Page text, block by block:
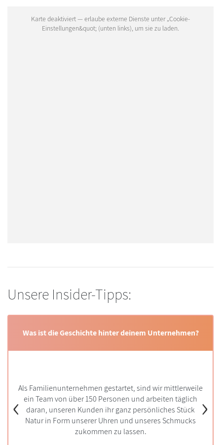
Unsere Insider-Tipps:
Was ist die Geschichte hinter deinem Unternehmen?
Als Familienunternehmen gestartet, sind wir mittlerweile
ein Team von über 150 Personen und arbeiten täglich
daran, unseren Kunden ihr ganz persönliches Stück
Natur in Form unserer Uhren und unseres Schmucks
zukommen zu lassen.
Was
Jedes
natürlichen
der Stadt?
Stück Natur
Ding.‹ ›